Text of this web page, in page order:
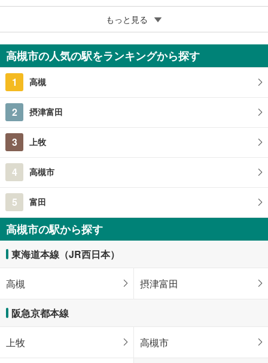
成約でもらえる
高槻市花林苑
3,898万円
4LDK
もっと見る
高槻市の人気の駅をランキングから探す
1 高槻
2 摂津富田
3 上牧
4 高槻市
5 富田
高槻市の駅から探す
東海道本線（JR西日本）
高槻 摂津富田
阪急京都本線
上牧 高槻市